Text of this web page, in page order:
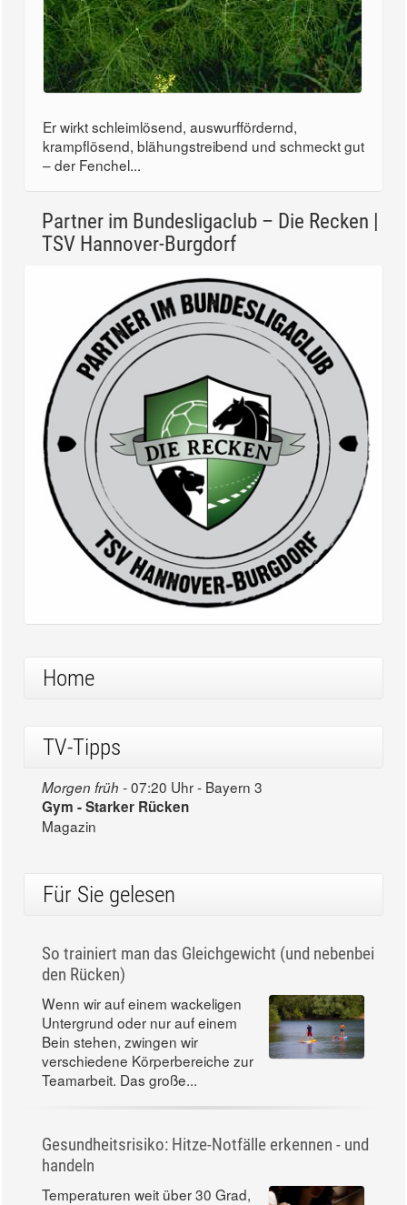
Er wirkt schleimlösend, auswurffördernd,
krampflösend, blähungstreibend und schmeckt gut
– der Fenchel...
Partner im Bundesligaclub – Die Recken |
TSV Hannover-Burgdorf
Home
TV-Tipps
Morgen früh -07:20 Uhr - Bayern 3
Gym - Starker Rücken
Magazin
Für Sie gelesen
So trainiert man das Gleichgewicht (und nebenbei
den Rücken)
Wenn wir auf einem wackeligen
Untergrund oder nur auf einem
Bein stehen, zwingen wir
verschiedene Körperbereiche zur
Teamarbeit. Das große...
Gesundheitsrisiko: Hitze-Notfälle erkennen - und
handeln
Temperaturen weit über 30 Grad,